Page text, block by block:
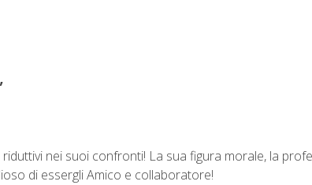
nei suoi confronti! La sua figura morale, la
di essergli Amico e collaboratore!